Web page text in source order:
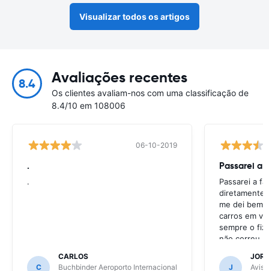
Visualizar todos os artigos
8.4 Avaliações recentes
Os clientes avaliam-nos com uma classificação de
8.4/10 em 108006
06-10-2019
.
.
C
CARLOS
Buchbinder Aeroporto Internacional
Passarei a
Passarei a
diretamente
me dei bem
carros em
sempre o fiz
não correu
J
Avis